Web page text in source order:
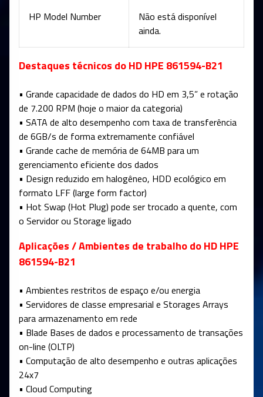
HP Model Number
Não está disponível
ainda.
Destaques técnicos do HD HPE 861594-B21
• Grande capacidade de dados do HD em 3,5” e rotação
de 7.200 RPM (hoje o maior da categoria)
• SATA de alto desempenho com taxa de transferência
de 6GB/s de forma extremamente confiável
• Grande cache de memória de 64MB para um
gerenciamento eficiente dos dados
• Design reduzido em halogêneo, HDD ecológico em
formato LFF (large form factor)
• Hot Swap (Hot Plug) pode ser trocado a quente, com
o Servidor ou Storage ligado
Aplicações / Ambientes de trabalho do HD HPE
861594-B21
• Ambientes restritos de espaço e/ou energia
• Servidores de classe empresarial e Storages Arrays
para armazenamento em rede
• Blade Bases de dados e processamento de transações
on-line (OLTP)
• Computação de alto desempenho e outras aplicações
24x7
• Cloud Computing